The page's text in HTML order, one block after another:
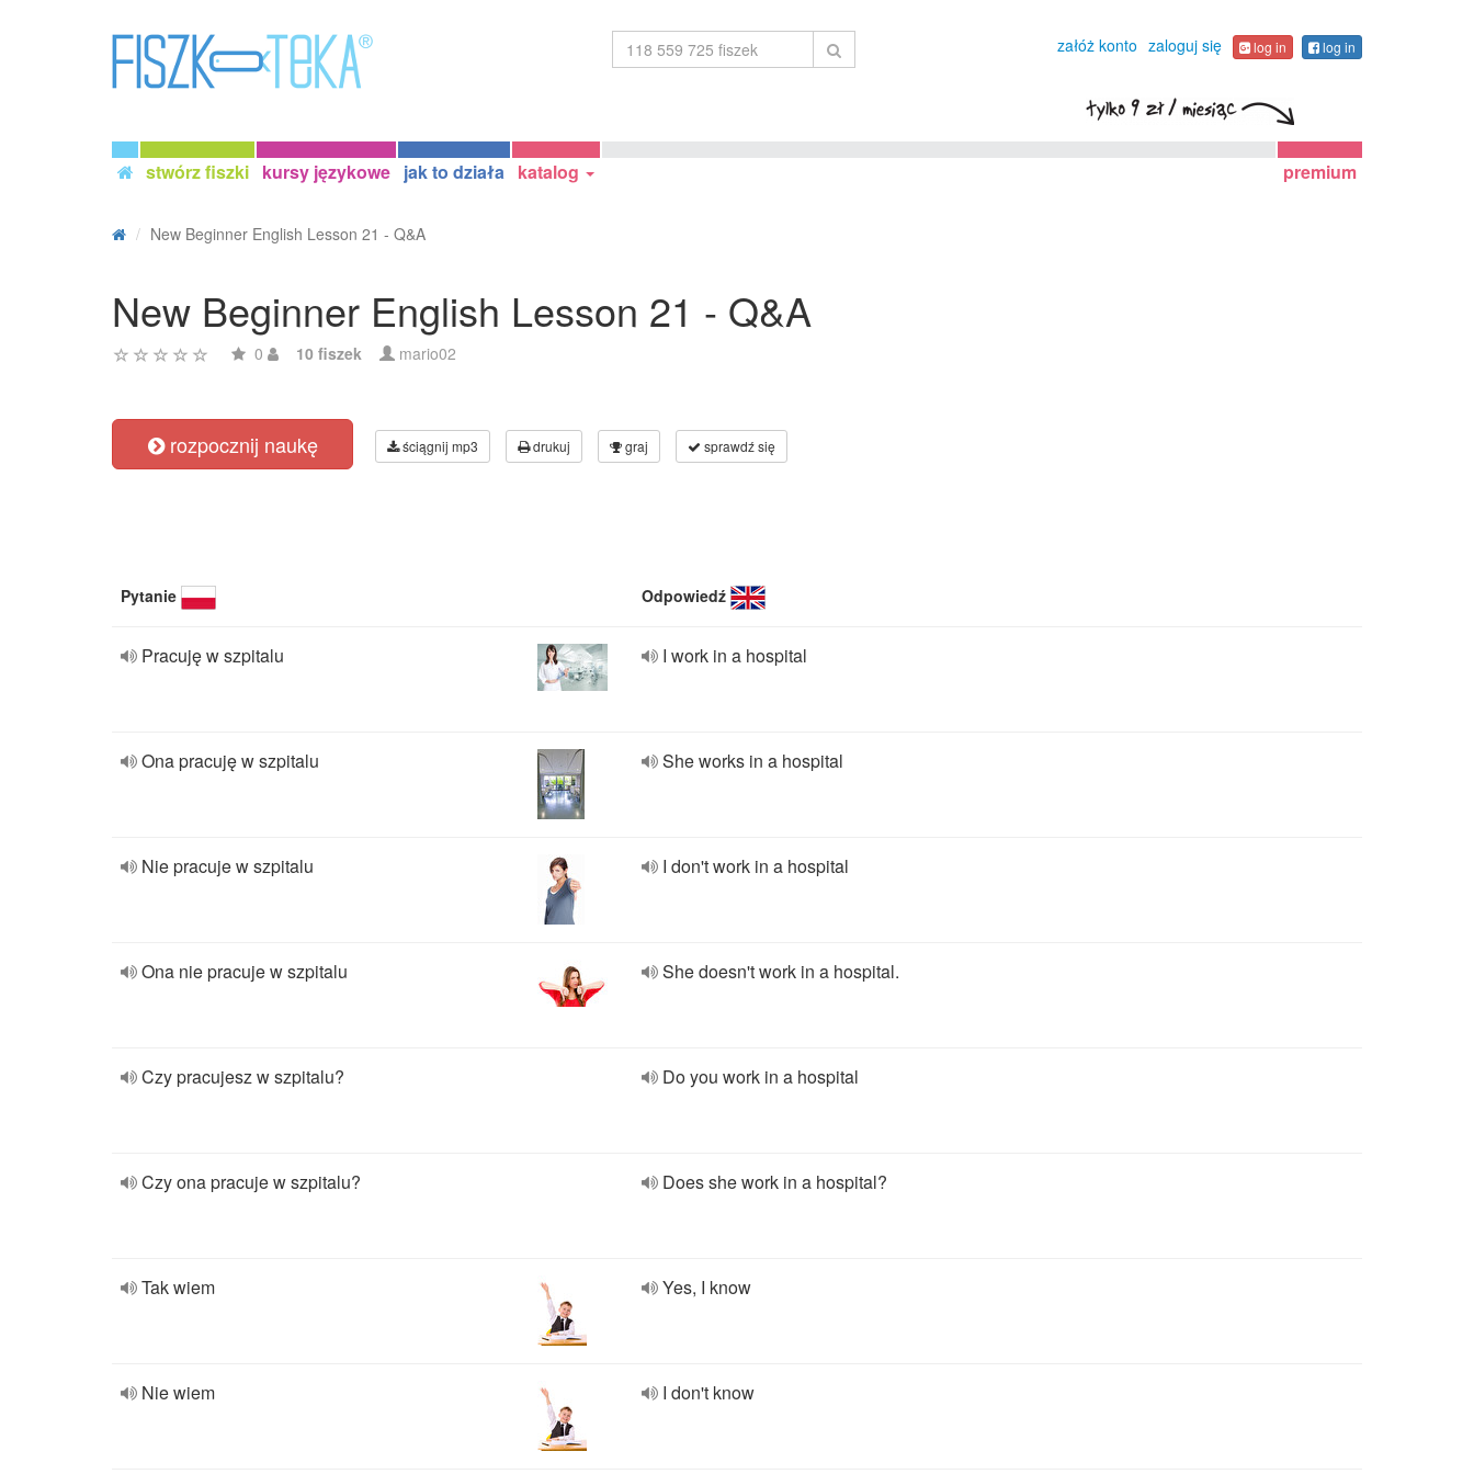
załóż konto zaloguj się log in log in
stwórz fiszki kursy językowe jak to działa katalog premium
New Beginner English Lesson 21 - Q&A
New Beginner English Lesson 21 - Q&A
0 10 fiszek mario02
rozpocznij naukę ściągnij mp3 drukuj graj sprawdź się
Pytanie Odpowiedź
Pracuję w szpitalu I work in a hospital
Ona pracuję w szpitalu She works in a hospital
Nie pracuje w szpitalu I don't work in a hospital
Ona nie pracuje w szpitalu She doesn't work in a hospital.
Czy pracujesz w szpitalu? Do you work in a hospital
Czy ona pracuje w szpitalu? Does she work in a hospital?
Tak wiem Yes, I know
Nie wiem I don't know